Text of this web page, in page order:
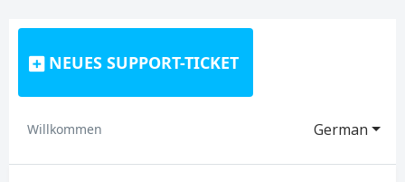
NEUES SUPPORT-TICKET
German
Willkommen